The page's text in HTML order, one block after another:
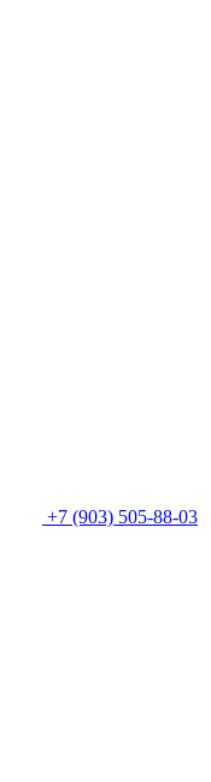
+7 (903) 505-88-03